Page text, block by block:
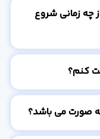
چه زمانی شروع
کنم؟
صورت می باشد؟